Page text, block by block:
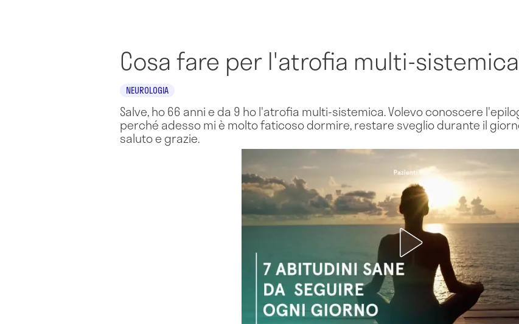
Cosa fare per l'atrofia multi-
NEUROLOGIA
Salve, ho 66 anni e da 9 ho l'atrofia multi-sistemica. Volevo conoscere
perché adesso mi è molto faticoso dormire, restare sveglio durante il
saluto e grazie.